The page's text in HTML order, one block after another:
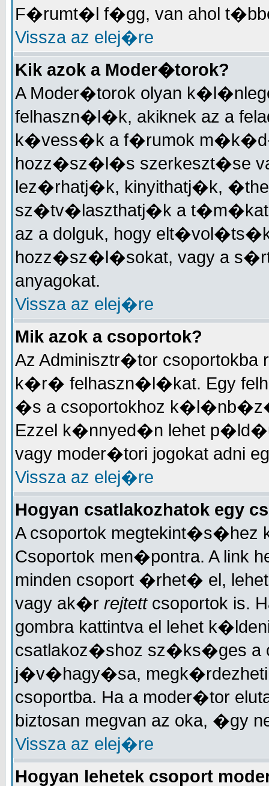
F�rumt�l f�gg, van ahol
Vissza az elej�re
Kik azok a Moder�torok?
A Moder�torok olyan
felhaszn�l�k, akiknek az a
k�vess�k a f�rumok
hozz�sz�l�s szerkeszt�se
lez�rhatj�k, kinyithatj�k,
sz�tv�laszthatj�k a
az a dolguk, hogy
hozz�sz�l�sokat, vagy a
anyagokat.
Vissza az elej�re
Mik azok a csoportok?
Az Adminisztr�tor
k�r� felhaszn�l�kat. Egy
�s a csoportokhoz
Ezzel k�nnyed�n lehet
vagy moder�tori jogokat adni
Vissza az elej�re
Hogyan csatlakozhatok egy
A csoportok
Csoportok men�pontra. A link
minden csoport �rhet� el,
vagy ak�r rejtettcsoportok is.
gombra kattintva el lehet
csatlakoz�shoz sz�ks�ges a
j�v�hagy�sa,
csoportba. Ha a moder�tor
biztosan megvan az oka, �gy
Vissza az elej�re
Hogyan lehetek csoport